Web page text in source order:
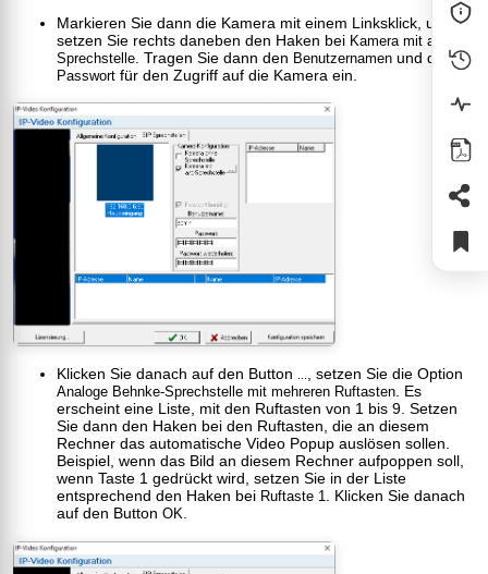
Markieren Sie dann die Kamera mit einem Linksklick, und
setzen Sie rechts daneben den Haken bei Kamera mit a/b-
Sprechstelle. Tragen Sie dann den Benutzernamen und das
Passwort für den Zugriff auf die Kamera ein.
Klicken Sie danach auf den Button ..., setzen Sie die Option
Analoge Behnke-Sprechstelle mit mehreren Ruftasten. Es
erscheint eine Liste, mit den Ruftasten von 1 bis 9. Setzen
Sie dann den Haken bei den Ruftasten, die an diesem
Rechner das automatische Video Popup auslösen sollen.
Beispiel, wenn das Bild an diesem Rechner aufpoppen soll,
wenn Taste 1 gedrückt wird, setzen Sie in der Liste
entsprechend den Haken bei Ruftaste 1. Klicken Sie danach
auf den ButtonOK.